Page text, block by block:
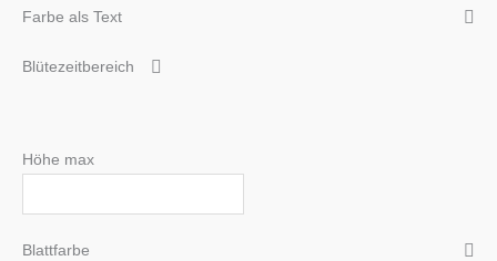
Farbe als Text
Blütezeitbereich
Höhe max
Blattfarbe